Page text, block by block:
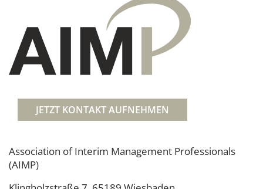
JETZT KONTAKT AUFNEHMEN
Association of Interim Management Professionals
(AIMP)